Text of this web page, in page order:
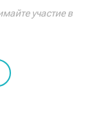
участие в